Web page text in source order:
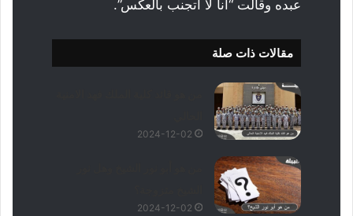
عبده وقالت “أنا لا أتجنب بالعكس”.
مقالات ذات صلة
2024-12-02
2024-12-02